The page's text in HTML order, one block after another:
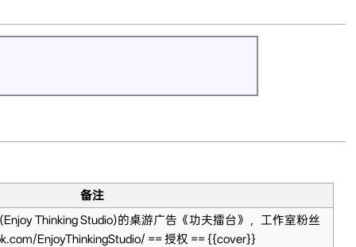
备注
Thinking Studio)的桌游广告《功夫擂台》，工作室粉丝
EnjoyThinkingStudio/ == 授权 == {{cover}}